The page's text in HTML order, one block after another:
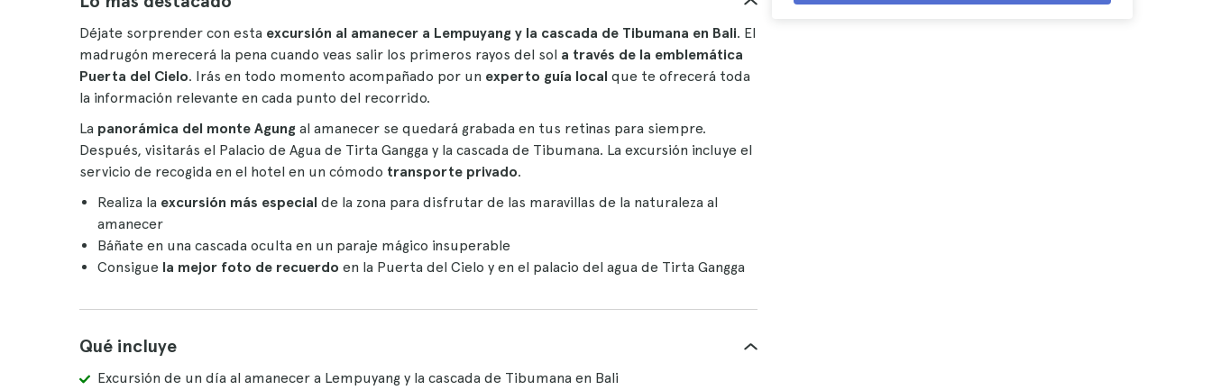
Déjate sorprender con esta excursión al amanecer a Lempuyang y la cascada de Tibumana en Bali. El
madrugón merecerá la pena cuando veas salir los primeros rayos del sol a través de la emblemática
Puerta del Cielo. Irás en todo momento acompañado por un experto guía local que te ofrecerá toda
la información relevante en cada punto del recorrido.
La panorámica del monte Agung al amanecer se quedará grabada en tus retinas para siempre.
Después, visitarás el Palacio de Agua de Tirta Gangga y la cascada de Tibumana. La excursión incluye el
servicio de recogida en el hotel en un cómodo transporte privado.
Realiza la excursión más especial de la zona para disfrutar de las maravillas de la naturaleza al
amanecer
Báñate en una cascada oculta en un paraje mágico insuperable
Consigue la mejor foto de recuerdo en la Puerta del Cielo y en el palacio del agua de Tirta Gangga
Qué incluye
Excursión de un día al amanecer a Lempuyang y la cascada de Tibumana en Bali